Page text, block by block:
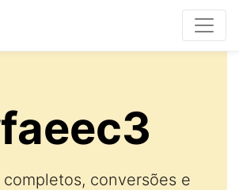
completos, conversões e